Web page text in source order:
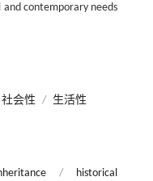
contemporary needs
社会性 / 生活性
/
historical